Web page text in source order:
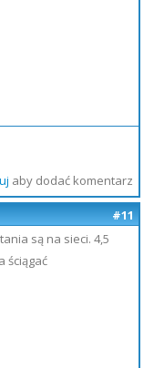
aby dodać komentarz
#11
są na sieci. 4,5
ściągać